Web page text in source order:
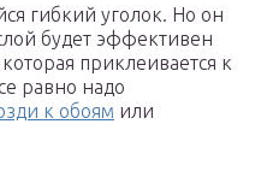
гибкий уголок. Но он
будет эффективен
приклеивается к
равно надо
к обоям или